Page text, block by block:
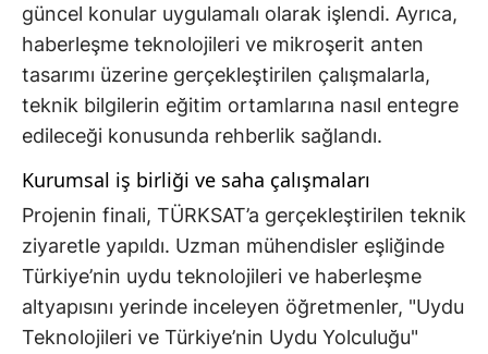
güncel konular uygulamalı olarak işlendi. Ayrıca,
haberleşme teknolojileri ve mikroşerit anten
tasarımı üzerine gerçekleştirilen çalışmalarla,
teknik bilgilerin eğitim ortamlarına nasıl entegre
edileceği konusunda rehberlik sağlandı.
Kurumsal iş birliği ve saha çalışmaları
Projenin finali, TÜRKSAT’a gerçekleştirilen teknik
ziyaretle yapıldı. Uzman mühendisler eşliğinde
Türkiye’nin uydu teknolojileri ve haberleşme
altyapısını yerinde inceleyen öğretmenler, "Uydu
Teknolojileri ve Türkiye’nin Uydu Yolculuğu"